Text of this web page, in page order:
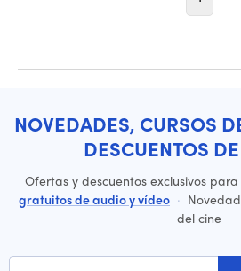
NOVEDADES, CURSOS
DESCUENTOS
Ofertas y descuentos exclusivos
gratuitos de audio y vídeo ·
del cine